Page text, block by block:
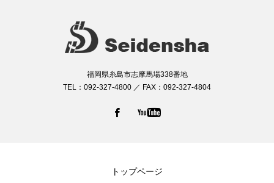
福岡県糸島市志摩馬場338番地
TEL：092-327-4800 ／ FAX：092-327-4804
トップページ